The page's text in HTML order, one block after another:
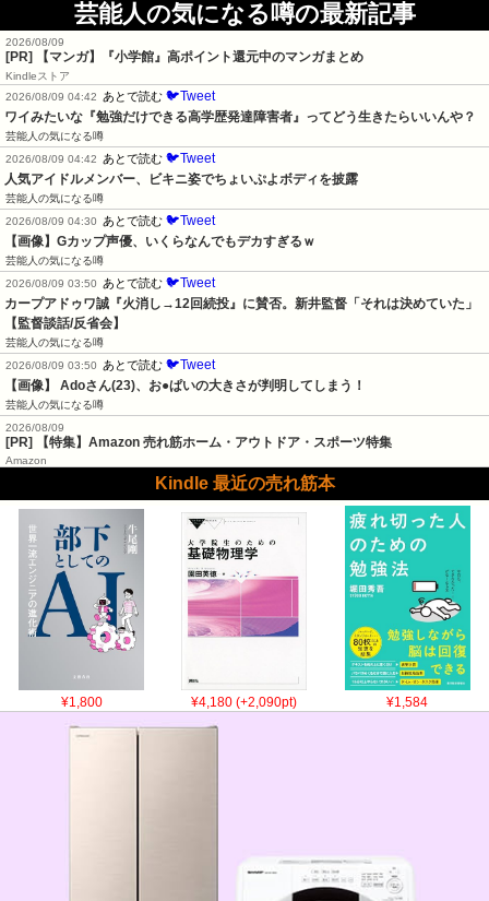
芸能人の気になる噂の最新記事
2026/08/09
[PR] 【マンガ】『小学館』高ポイント還元中のマンガまとめ
Kindleストア
2026/08/09 04:42
あとで読む 🐦Tweet
ワイみたいな『勉強だけできる高学歴発達障害者』ってどう生きたらいいんや？
芸能人の気になる噂
2026/08/09 04:42
あとで読む 🐦Tweet
人気アイドルメンバー、ビキニ姿でちょいぷよボディを披露
芸能人の気になる噂
2026/08/09 04:30
あとで読む 🐦Tweet
【画像】Gカップ声優、いくらなんでもデカすぎるｗ
芸能人の気になる噂
2026/08/09 03:50
あとで読む 🐦Tweet
カープアドゥワ誠『火消し→12回続投』に賛否。新井監督「それは決めていた」
【監督談話/反省会】
芸能人の気になる噂
2026/08/09 03:50
あとで読む 🐦Tweet
【画像】 Adoさん(23)、お●ぱいの大きさが判明してしまう！
芸能人の気になる噂
2026/08/09
[PR] 【特集】Amazon 売れ筋ホーム・アウトドア・スポーツ特集
Amazon
Kindle 最近の売れ筋本
¥1,800 ¥4,180 (+2,090pt) ¥1,584